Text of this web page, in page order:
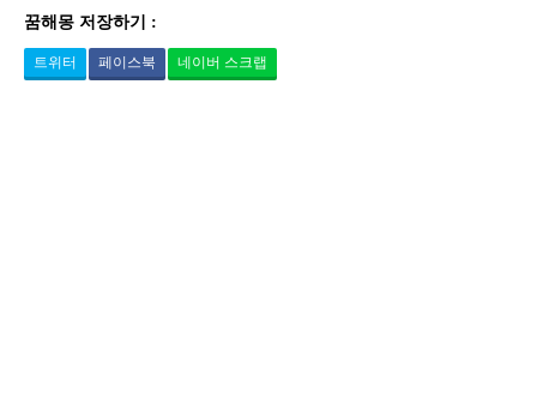
꿈해몽 저장하기 :
트위터 페이스북 네이버 스크랩